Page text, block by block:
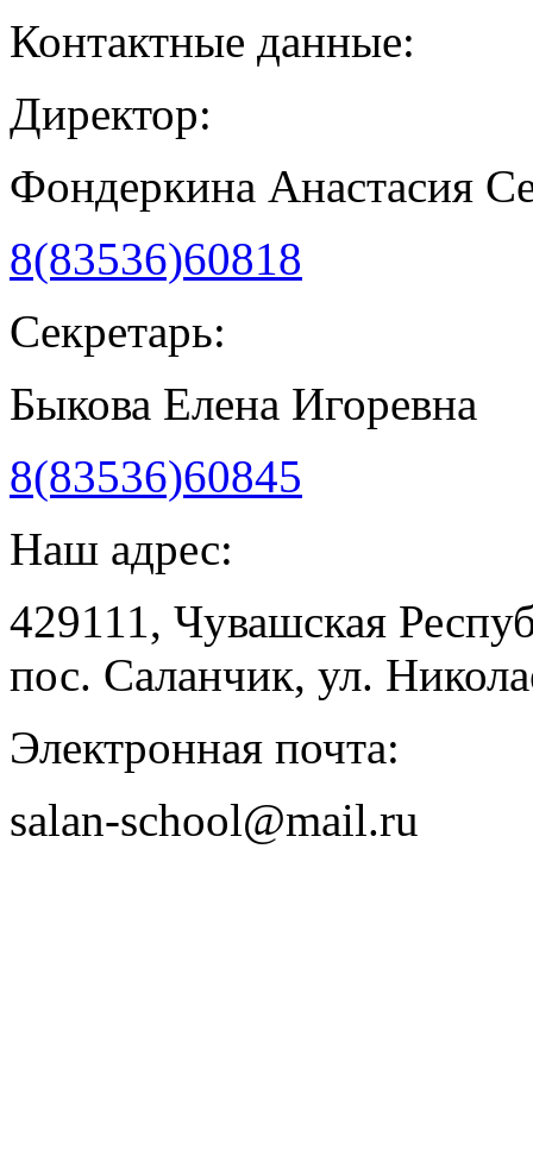
Контактные данные:
Директор:
Фондеркина Анастасия
8(83536)60818
Секретарь:
Быкова Елена Игоревна
8(83536)60845
Наш адрес:
429111, Чувашская
пос. Саланчик, ул.
Электронная почта:
salan-school@mail.ru